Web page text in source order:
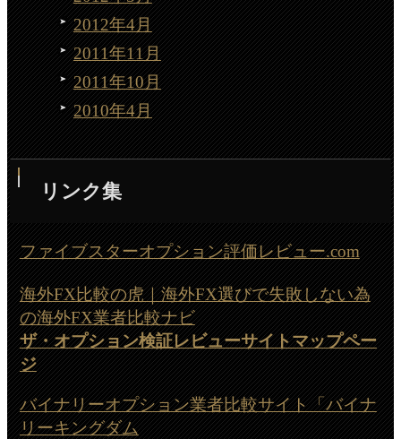
2012年4月
2011年11月
2011年10月
2010年4月
リンク集
ファイブスターオプション評価レビュー.com
海外FX比較の虎｜海外FX選びで失敗しない為
の海外FX業者比較ナビ
ザ・オプション検証レビューサイトマップペー
ジ
バイナリーオプション業者比較サイト「バイナ
リーキングダム